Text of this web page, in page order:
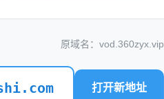
艺 伦理片
原域名：vod.360zyx.vip
打开新地址